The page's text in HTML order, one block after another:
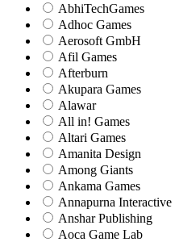
AbhiTechGames
Adhoc Games
Aerosoft GmbH
Afil Games
Afterburn
Akupara Games
Alawar
All in! Games
Altari Games
Amanita Design
Among Giants
Ankama Games
Annapurna Interactive
Anshar Publishing
Aoca Game Lab